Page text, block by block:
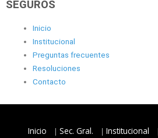
SEGUROS
Inicio
Institucional
Preguntas frecuentes
Resoluciones
Contacto
Inicio Sec. Gral. Institucional